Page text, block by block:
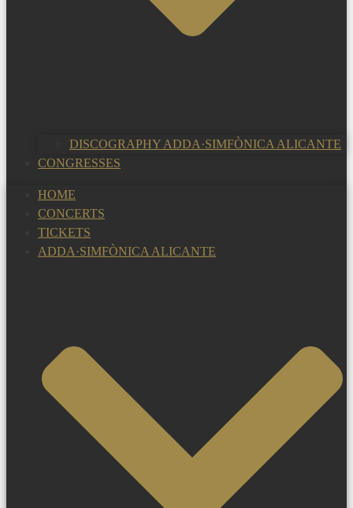
DISCOGRAPHY ADDA·SIMFÒNICA ALICANTE
CONGRESSES
HOME
CONCERTS
TICKETS
ADDA·SIMFÒNICA ALICANTE